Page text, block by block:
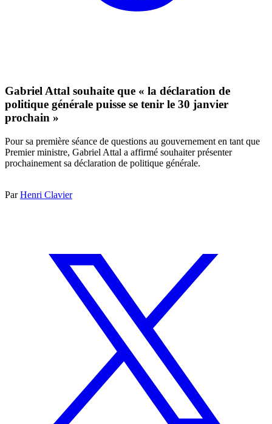
Gabriel Attal souhaite que « la déclaration de
politique générale puisse se tenir le 30 janvier
prochain »
Pour sa première séance de questions au gouvernement en tant que
Premier ministre, Gabriel Attal a affirmé souhaiter présenter
prochainement sa déclaration de politique générale.
ParHenri Clavier